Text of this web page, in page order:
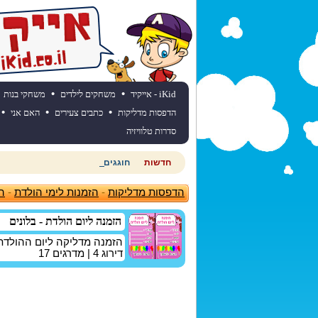
iKid - אייקיד • משחקים לילדים • משחקי בנות
הדפסות מדליקות • כתבים צעירים • האם אני •
סדרות טלוויזיה
חדשות חוגגים יום הולדת? כנסו לאתר
הדפסות מדליקות-הזמנות לימי הולדת-
הזמנה ליום הולדת - בלונים
הזמנה מדליקה ליום
דירוג 4 | מדרגים 17